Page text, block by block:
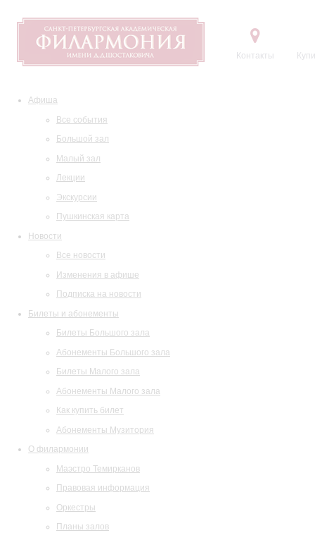
Контакты
Афиша
Все события
Большой зал
Малый зал
Лекции
Экскурсии
Пушкинская карта
Новости
Все новости
Изменения в афише
Подписка на новости
Билеты и абонементы
Билеты Большого зала
Абонементы Большого зала
Билеты Малого зала
Абонементы Малого зала
Как купить билет
Абонементы Музитория
О филармонии
Маэстро Темирканов
Правовая информация
Оркестры
Планы залов